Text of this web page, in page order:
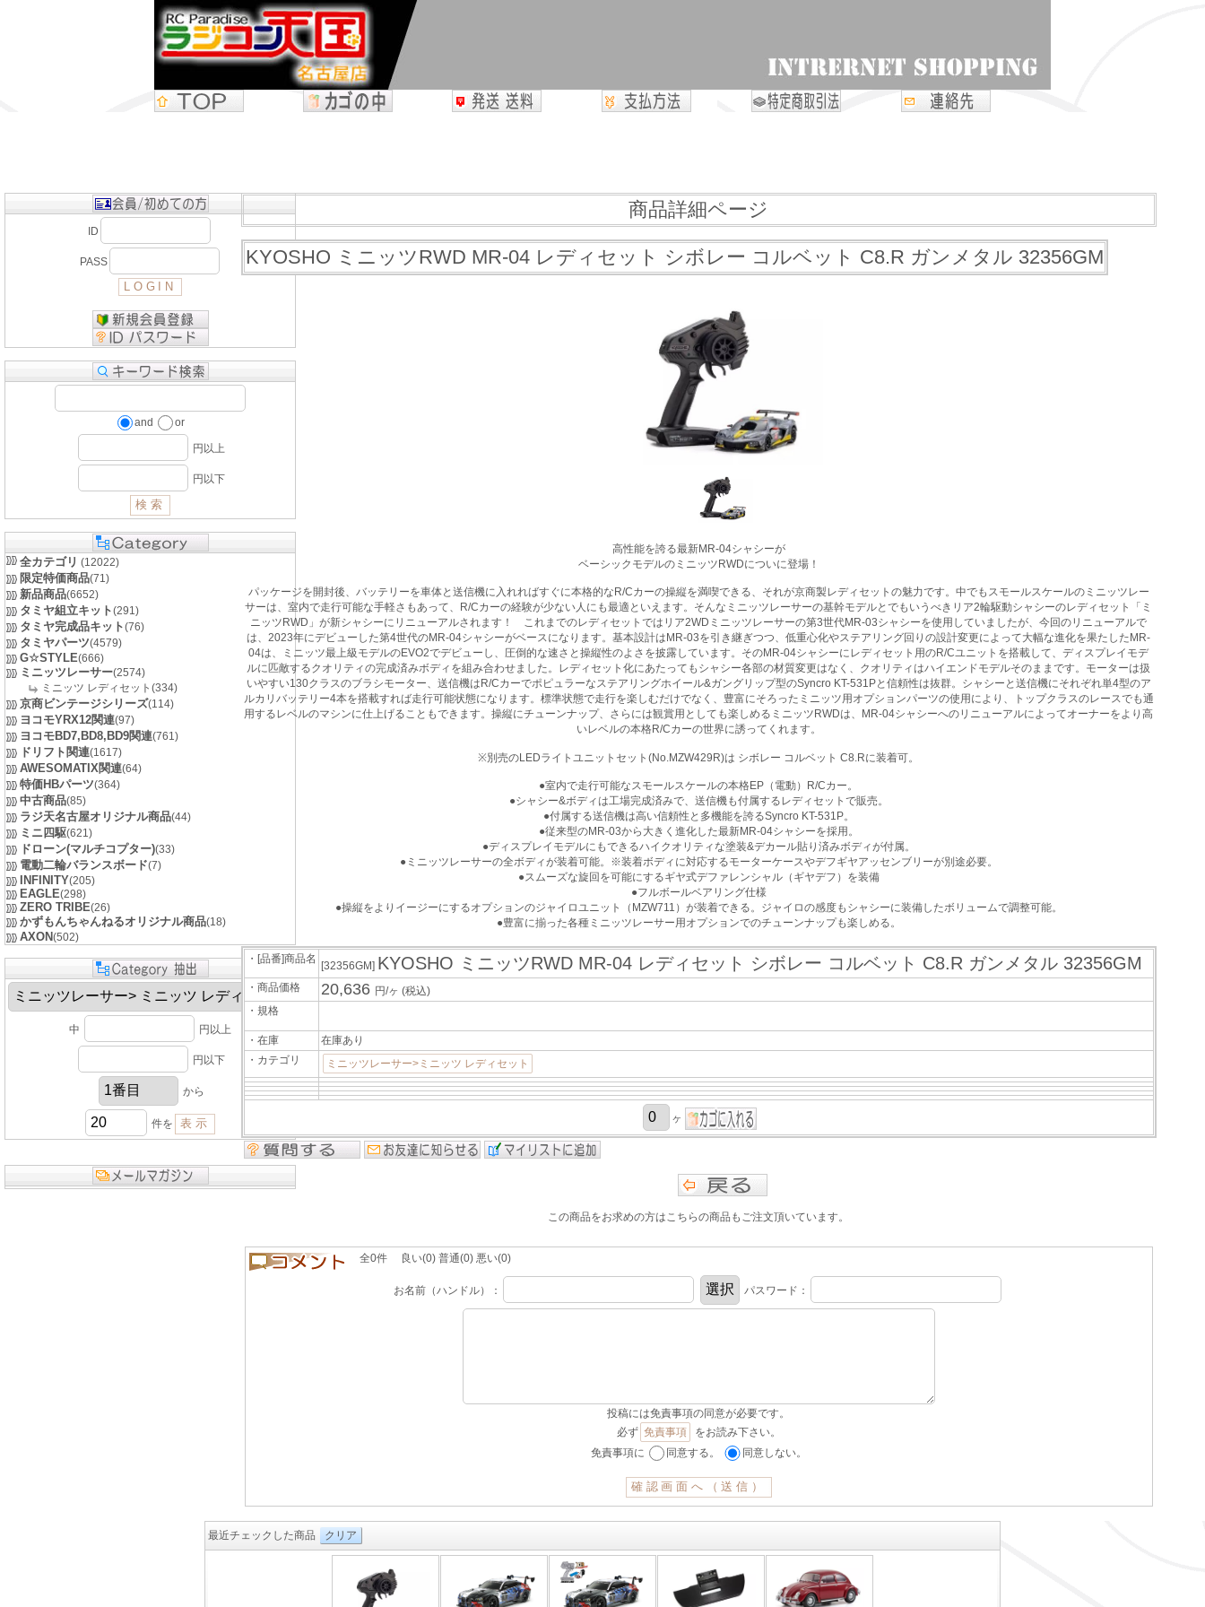
ID
PASS
and or
円以上
円以下
全カテゴリ (12022)
限定特価商品(71)
新品商品(6652)
タミヤ組立キット(291)
タミヤ完成品キット(76)
タミヤパーツ(4579)
G☆STYLE(666)
ミニッツレーサー(2574)
ミニッツ レディセット(334)
京商ビンテージシリーズ(114)
ヨコモYRX12関連(97)
ヨコモBD7,BD8,BD9関連(761)
ドリフト関連(1617)
AWESOMATIX関連(64)
特価HBパーツ(364)
中古商品(85)
ラジ天名古屋オリジナル商品(44)
ミニ四駆(621)
ドローン(マルチコプター)(33)
電動二輪バランスボード(7)
INFINITY(205)
EAGLE(298)
ZERO TRIBE(26)
かずもんちゃんねるオリジナル商品(18)
AXON(502)
中 円以上
円以下
から
件を
商品詳細ページ
KYOSHO ミニッツRWD MR-04 レディセット シボレー コルベット C8.R ガンメタル 32356GM
高性能を誇る最新MR-04シャシーが
ベーシックモデルのミニッツRWDについに登場！
パッケージを開封後、バッテリーを車体と送信機に入れればすぐに本格的なR/Cカーの操縦を満喫できる、それが京商製レディセットの魅力です。中でもスモールスケールのミニッツレー
サーは、室内で走行可能な手軽さもあって、R/Cカーの経験が少ない人にも最適といえます。そんなミニッツレーサーの基幹モデルとでもいうべきリア2輪駆動シャシーのレディセット「ミ
ニッツRWD」が新シャシーにリニューアルされます！ これまでのレディセットではリア2WDミニッツレーサーの第3世代MR-03シャシーを使用していましたが、今回のリニューアルで
は、2023年にデビューした第4世代のMR-04シャシーがベースになります。基本設計はMR-03を引き継ぎつつ、低重心化やステアリング回りの設計変更によって大幅な進化を果たしたMR-
04は、ミニッツ最上級モデルのEVO2でデビューし、圧倒的な速さと操縦性のよさを披露しています。そのMR-04シャシーにレディセット用のR/Cユニットを搭載して、ディスプレイモデ
ルに匹敵するクオリティの完成済みボディを組み合わせました。レディセット化にあたってもシャシー各部の材質変更はなく、クオリティはハイエンドモデルそのままです。モーターは扱
いやすい130クラスのブラシモーター、送信機はR/Cカーでポピュラーなステアリングホイール&ガングリップ型のSyncro KT-531Pと信頼性は抜群。シャシーと送信機にそれぞれ単4型のア
ルカリバッテリー4本を搭載すれば走行可能状態になります。標準状態で走行を楽しむだけでなく、豊富にそろったミニッツ用オプションパーツの使用により、トップクラスのレースでも通
用するレベルのマシンに仕上げることもできます。操縦にチューンナップ、さらには観賞用としても楽しめるミニッツRWDは、MR-04シャシーへのリニューアルによってオーナーをより高
いレベルの本格R/Cカーの世界に誘ってくれます。
※別売のLEDライトユニットセット(No.MZW429R)は シボレー コルベット C8.Rに装着可。
●室内で走行可能なスモールスケールの本格EP（電動）R/Cカー。
●シャシー&ボディは工場完成済みで、送信機も付属するレディセットで販売。
●付属する送信機は高い信頼性と多機能を誇るSyncro KT-531P。
●従来型のMR-03から大きく進化した最新MR-04シャシーを採用。
●ディスプレイモデルにもできるハイクオリティな塗装&デカール貼り済みボディが付属。
●ミニッツレーサーの全ボディが装着可能。※装着ボディに対応するモーターケースやデフギヤアッセンブリーが別途必要。
●スムーズな旋回を可能にするギヤ式デファレンシャル（ギヤデフ）を装備
●フルボールベアリング仕様
●操縦をよりイージーにするオプションのジャイロユニット（MZW711）が装着できる。ジャイロの感度もシャシーに装備したボリュームで調整可能。
●豊富に揃った各種ミニッツレーサー用オプションでのチューンナップも楽しめる。
・[品番]商品名
[32356GM] KYOSHO ミニッツRWD MR-04 レディセット シボレー コルベット C8.R ガンメタル 32356GM
・商品価格 20,636 円/ヶ (税込)
・規格
・在庫
在庫あり
・カテゴリ
ミニッツレーサー>ミニッツ レディセット
ヶ
この商品をお求めの方はこちらの商品もご注文頂いています。
全0件 良い(0) 普通(0) 悪い(0)
お名前（ハンドル）： パスワード：
投稿には免責事項の同意が必要です。
必ず 免責事項
をお読み下さい。
免責事項に
同意する。 同意しない。
最近チェックした商品 クリア